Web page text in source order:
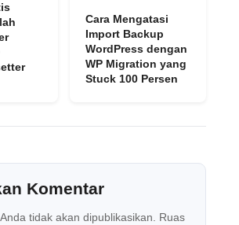
Cara Mengatasi
Import Backup
WordPress dengan
WP Migration yang
Stuck 100 Persen
Komentar
tidak akan dipublikasikan. Ruas